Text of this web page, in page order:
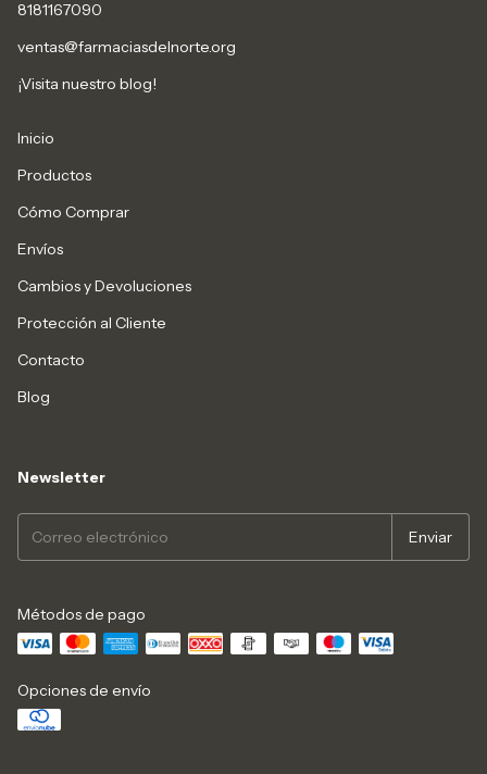
8181167090
ventas@farmaciasdelnorte.org
¡Visita nuestro blog!
Inicio
Productos
Cómo Comprar
Envíos
Cambios y Devoluciones
Protección al Cliente
Contacto
Blog
Newsletter
Métodos de pago
Opciones de envío